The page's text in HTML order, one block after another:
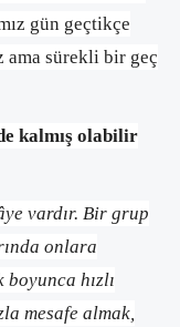
gün geçtikçe
ama sürekli bir geç
kalmış olabilir
vardır. Bir grup
onlara
hızlı
mesafe almak,